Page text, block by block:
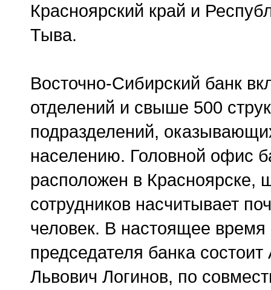
Красноярский край и
Тыва.
Восточно-Сибирский банк
отделений и свыше 500
подразделений,
населению. Головной офис
расположен в Красноярске,
сотрудников насчитывает
человек. В настоящее время
председателя банка состоит
Львович Логинов, по